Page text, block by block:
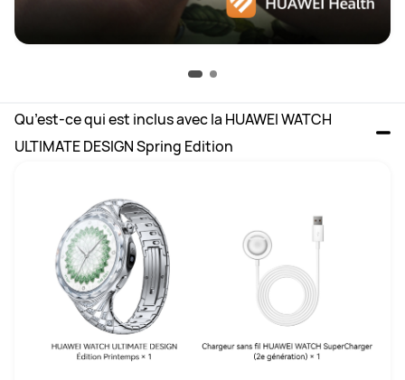
Qu’est-ce qui est inclus avec la HUAWEI WATCH
ULTIMATE DESIGN Spring Edition